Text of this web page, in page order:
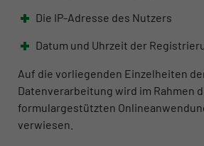
Die IP-Adresse des Nutzers
Datum und Uhrzeit der
Auf die vorliegenden Einzelheiten
Datenverarbeitung wird im Rahmen
formulargestützten
verwiesen.